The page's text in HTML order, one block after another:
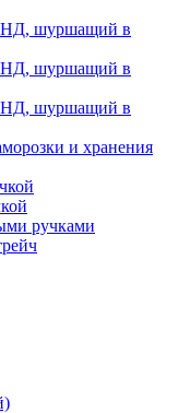
шуршащий в
шуршащий в
шуршащий в
и хранения
ручками